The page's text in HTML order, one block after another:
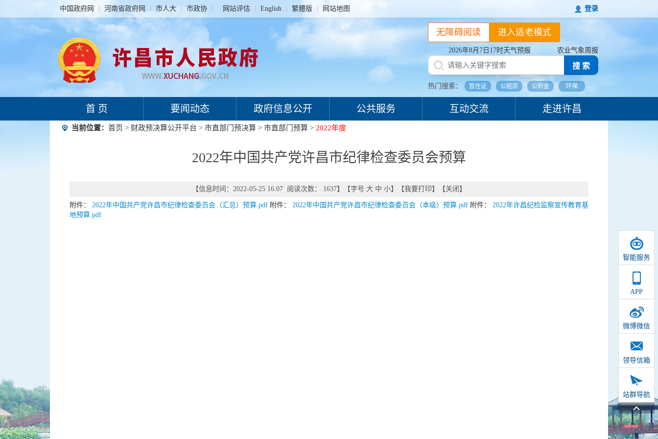
中国政府网 河南省政府网 市人大 市政协 网站评估 English 繁體版 网站地图 登录
2026年8月7日17时天气预报 农业气象周报
搜 索
热门搜索： 暂住证 公租房 公积金 环保
进入适老模式
无障碍阅读
首 页 要闻动态 政府信息公开 公共服务 互动交流 走进许昌
智能服务
APP
微博微信
领导信箱
站群导航
当前位置： 首页 > 财政预决算公开平台 > 市直部门预决算 > 市直部门预算 > 2022年度
2022年中国共产党许昌市纪律检查委员会预算
【信息时间：2022-05-25 16:07 阅读次数： 1637】【字号 大 中 小】【我要打印】【关闭 】
附件： 2022年中国共产党许昌市纪律检查委员会（汇总）预算.pdf 附件： 2022年中国共产党许昌市纪律检查委员会（本级）预算.pdf 附件： 2022年许昌纪检监察宣传教育基
地预算.pdf